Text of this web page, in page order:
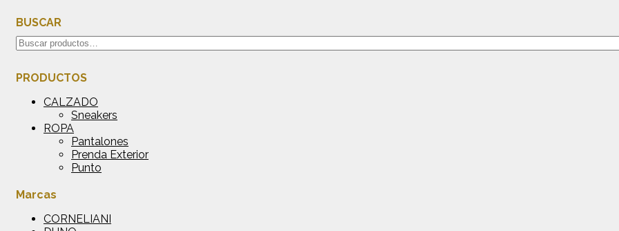
BUSCAR
Buscar
por:
PRODUCTOS
CALZADO
Sneakers
ROPA
Pantalones
Prenda Exterior
Punto
Marcas
CORNELIANI